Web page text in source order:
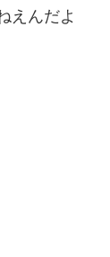
えんだよ